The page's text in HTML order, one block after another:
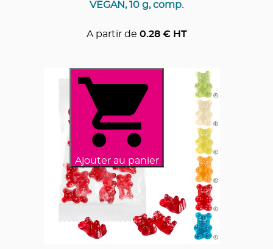
VEGAN, 10 g, comp.
A partir de 0.28€ HT
Ajouter au panier